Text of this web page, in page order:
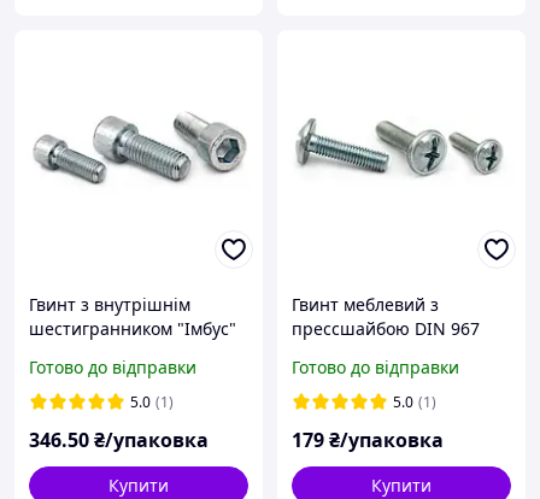
Гвинт з внутрішнім
шестигранником "Імбус"
(200шт)
Готово до відправки
5.0 (1)
346.50₴/упаковка
Купити
Гвинт меблевий з
прессшайбою DIN 967
(100шт)
Готово до відправки
5.0 (1)
179₴/упаковка
Купити